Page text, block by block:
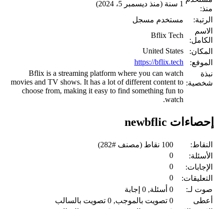
منذ:
1 سنة (منذ ديسمبر 5، 2024)
الرتبة:
مستخدم مسجل
الاسم
الكامل:
Bflix Tech
المكان:
United States
الموفع:
https://bflix.tech
نبذة
شخصية:
Bflix is a streaming platform where you can watch
movies and TV shows. It has a lot of different content to
choose from, making it easy to find something fun to
watch.
إحصاءات newbflic
النقاط: 100 نقاط (مصنف #282
)
الأسئلة:
0
الإجابات:
0
التعليقات:
0
صوت لـ:
0 أسئلة, 0 إجابة
أعطى
0 تصويت بالموجب, 0 تصويت بالسالب